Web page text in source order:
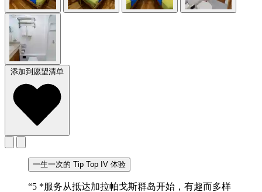
添加到愿望清单
一生一次的 Tip Top IV 体验
“5 *服务从抵达加拉帕戈斯群岛开始，有趣而多样